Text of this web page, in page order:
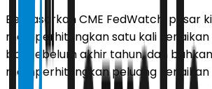
Berdasarkan CME FedWatch, pasar
memperhitungkan satu kali kenaikan
bps sebelum akhir tahun, dan
memperhitungkan peluang